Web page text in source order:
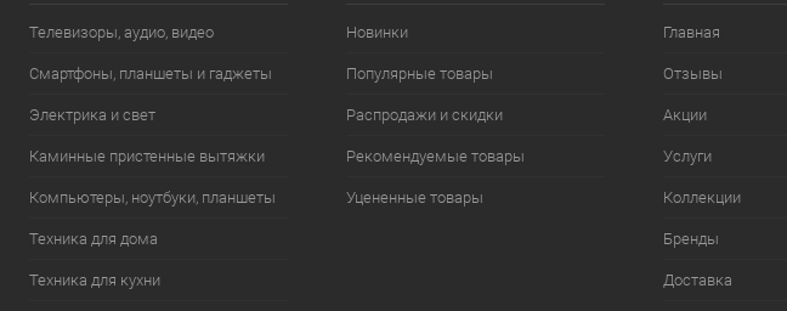
Телевизоры, аудио, видео
Смартфоны, планшеты и гаджеты
Электрика и свет
Каминные пристенные вытяжки
Компьютеры, ноутбуки, планшеты
Техника для дома
Техника для кухни
Новинки
Популярные товары
Распродажи и скидки
Рекомендуемые товары
Уцененные товары
Главная
Отзывы
Акции
Услуги
Коллекции
Бренды
Доставка